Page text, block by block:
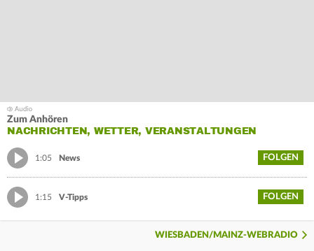
Zum Anhören
NACHRICHTEN, WETTER, VERANSTALTUNGEN
1:05 News FOLGEN
1:15 V-Tipps FOLGEN
WIESBADEN/MAINZ-WEBRADIO